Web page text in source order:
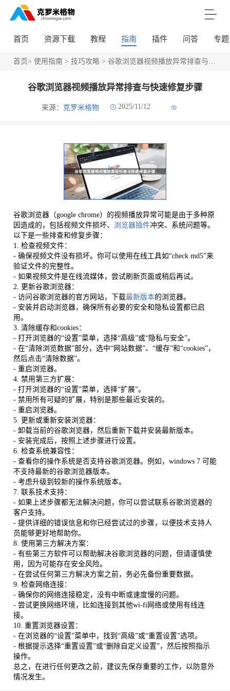
首页 资源下载 教程 指南 插件 问答 专题
首页> 使用指南 > 技巧攻略> 谷歌浏览器视频播放异常排查与快速修复步骤
谷歌浏览器视频播放异常排查与快速修复步骤
来源： 克罗米格物 2025/11/12
谷歌浏览器（google chrome）的视频播放异常可能是由于多种原
因造成的，包括视频文件损坏、 浏览器插件冲突、系统问题等。
以下是一些排查和修复步骤：
1. 检查视频文件：
- 确保视频文件没有损坏。你可以使用在线工具如“check md5”来
验证文件的完整性。
- 如果视频文件是在线流媒体，尝试刷新页面或稍后再试。
2. 更新谷歌浏览器：
- 访问谷歌浏览器的官方网站，下载最新版本的浏览器。
- 安装并启动浏览器，确保所有必要的安全和隐私设置都已启
用。
3. 清除缓存和cookies：
- 打开浏览器的“设置”菜单，选择“高级”或“隐私与安全”。
- 在“清除浏览数据”部分，选中“网站数据”、“缓存”和“cookies”，
然后点击“清除数据”。
- 重启浏览器。
4. 禁用第三方扩展：
- 打开浏览器的“设置”菜单，选择“扩展”。
- 禁用所有可疑的扩展，特别是那些最近安装的。
- 重启浏览器。
5. 更新或重新安装浏览器：
- 卸载当前的谷歌浏览器，然后重新下载并安装最新版本。
- 安装完成后，按照上述步骤进行设置。
6. 检查系统兼容性：
- 查看你的操作系统是否支持谷歌浏览器。例如，windows 7 可能
不支持最新的谷歌浏览器版本。
- 考虑升级到较新的操作系统版本。
7. 联系技术支持：
- 如果上述步骤都无法解决问题，你可以尝试联系谷歌浏览器的
客户支持。
- 提供详细的错误信息和你已经尝试过的步骤，以便技术支持人
员能够更好地帮助你。
8. 使用第三方解决方案：
- 有些第三方软件可以帮助解决谷歌浏览器的问题，但请谨慎使
用，因为可能存在安全风险。
- 在尝试任何第三方解决方案之前，务必先备份重要数据。
9. 检查网络连接：
- 确保你的网络连接稳定，没有中断或速度慢的问题。
- 尝试更换网络环境，比如连接到其他wi-fi网络或使用有线连
接。
10. 重置浏览器设置：
- 在浏览器的“设置”菜单中，找到“高级”或“重置设置”选项。
- 根据提示选择“重置设置”或“删除自定义设置”，然后按照指示
操作。
总之，在进行任何更改之前，建议先保存重要的工作，以防意外
情况发生。